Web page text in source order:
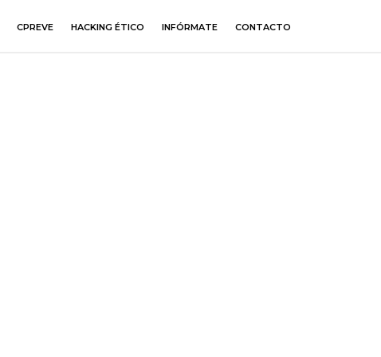
CPREVE HACKING ÉTICO INFÓRMATE CONTACTO